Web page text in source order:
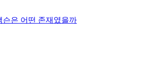
슨은 어떤 존재였을까